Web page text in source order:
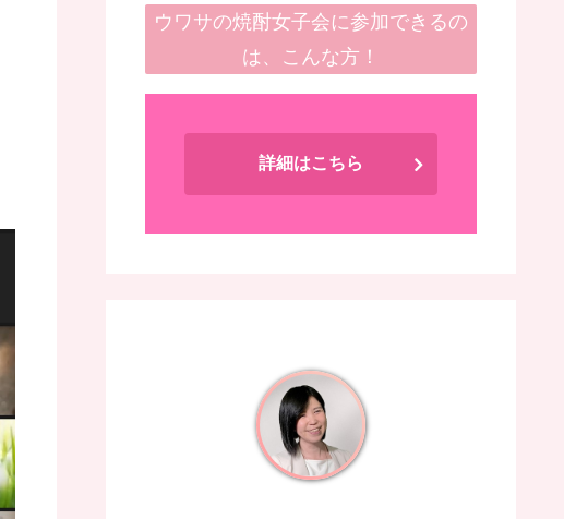
ウワサの焼酎女子会に参加できるの
は、こんな方！
詳細はこちら